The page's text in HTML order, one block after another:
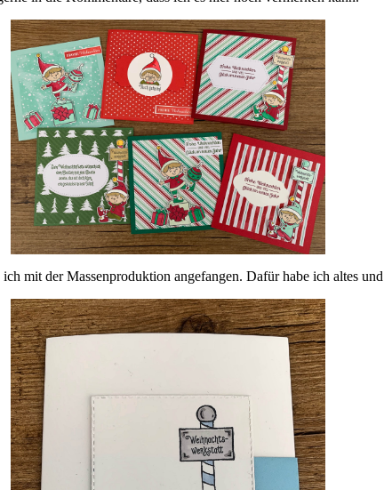
mit der Massenproduktion angefangen. Dafür habe ich altes